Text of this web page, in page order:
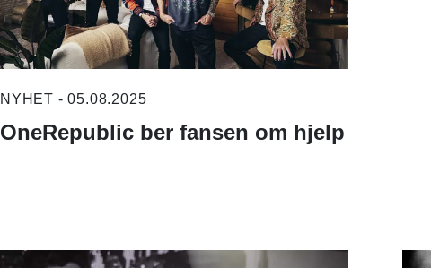
NYHET - 05.08.2025
OneRepublic ber fansen om hjelp